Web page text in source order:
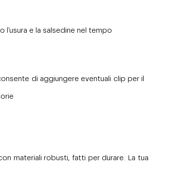
l'usura e la salsedine nel tempo
di aggiungere eventuali clip per il
materiali robusti, fatti per durare. La tua